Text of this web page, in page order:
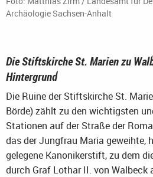
Archäologie Sachsen-Anhalt
Die Stiftskirche St. Marien zu
Hintergrund
Die Ruine der Stiftskirche St.
Börde) zählt zu den wichtigsten
Stationen auf der Straße der
das der Jungfrau Maria geweihte,
gelegene Kanonikerstift, zu dem
durch Graf Lothar II. von Walbeck